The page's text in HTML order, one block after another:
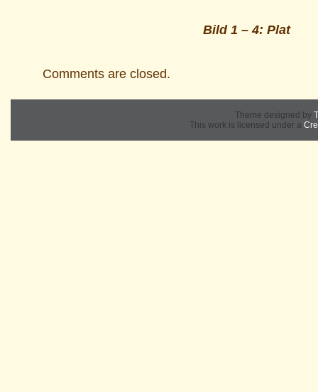
Bild 1 – 4: Plat
Comments are closed.
Theme designed by
This work is licensed under a